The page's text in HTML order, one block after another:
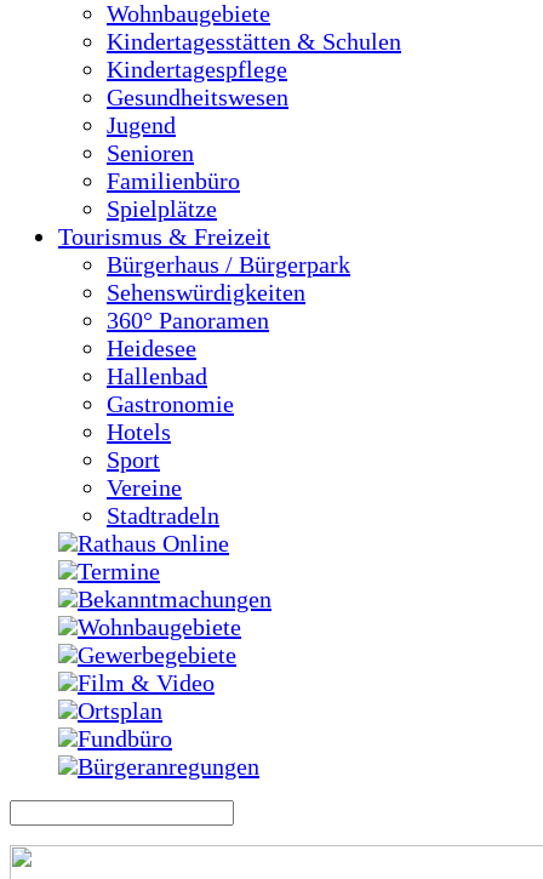
Wohnbaugebiete
Kindertagesstätten & Schulen
Kindertagespflege
Gesundheitswesen
Jugend
Senioren
Familienbüro
Spielplätze
Tourismus & Freizeit
Bürgerhaus / Bürgerpark
Sehenswürdigkeiten
360° Panoramen
Heidesee
Hallenbad
Gastronomie
Hotels
Sport
Vereine
Stadtradeln
Rathaus Online
Termine
Bekanntmachungen
Wohnbaugebiete
Gewerbegebiete
Film & Video
Ortsplan
Fundbüro
Bürgeranregungen